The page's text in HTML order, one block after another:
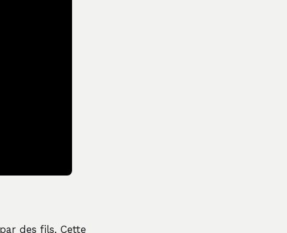
des fils. Cette